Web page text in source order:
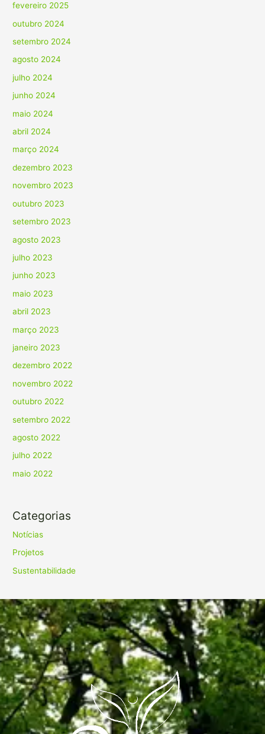
fevereiro 2025
outubro 2024
setembro 2024
agosto 2024
julho 2024
junho 2024
maio 2024
abril 2024
março 2024
dezembro 2023
novembro 2023
outubro 2023
setembro 2023
agosto 2023
julho 2023
junho 2023
maio 2023
abril 2023
março 2023
janeiro 2023
dezembro 2022
novembro 2022
outubro 2022
setembro 2022
agosto 2022
julho 2022
maio 2022
Categorias
Notícias
Projetos
Sustentabilidade